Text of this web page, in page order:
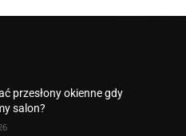
przesłony okienne gdy
salon?